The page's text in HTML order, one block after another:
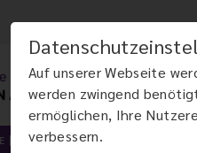
Auf unserer Webseite
werden zwingend
ermöglichen, Ihre
verbessern.
LIDCHIRURGIE